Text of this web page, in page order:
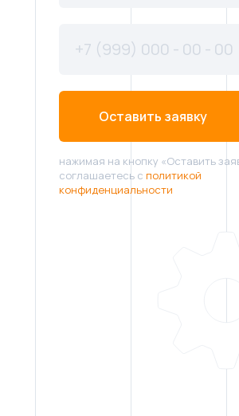
Оставить заявку
нажимая на кнопку «Оставить
соглашаетесь с политикой
конфиденциальности